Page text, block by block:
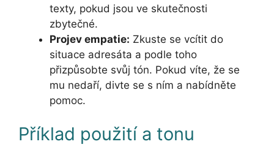
texty, pokud jsou ve skutečnosti
zbytečné.
Projev empatie: Zkuste se vcítit do
situace adresáta a podle toho
přizpůsobte svůj tón. Pokud víte, že se
mu nedaří, divte se s ním a nabídněte
pomoc.
Příklad použití a tonu